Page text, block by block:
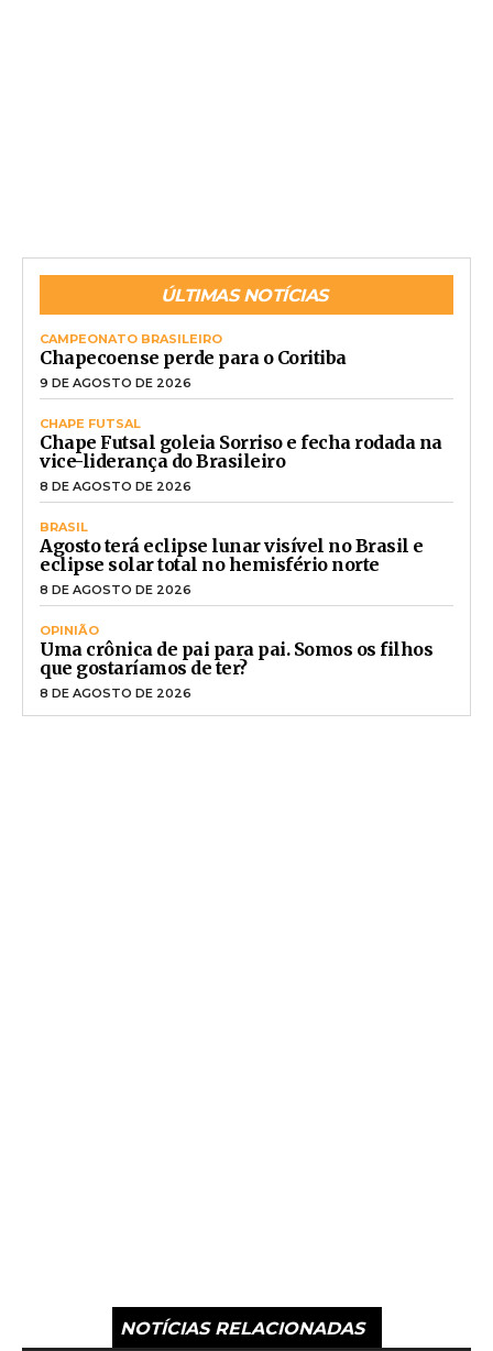
ÚLTIMAS NOTÍCIAS
CAMPEONATO BRASILEIRO
Chapecoense perde para o Coritiba
9 DE AGOSTO DE 2026
CHAPE FUTSAL
Chape Futsal goleia Sorriso e fecha rodada na
vice-liderança do Brasileiro
8 DE AGOSTO DE 2026
BRASIL
Agosto terá eclipse lunar visível no Brasil e
eclipse solar total no hemisfério norte
8 DE AGOSTO DE 2026
OPINIÃO
Uma crônica de pai para pai. Somos os filhos
que gostaríamos de ter?
8 DE AGOSTO DE 2026
NOTÍCIAS RELACIONADAS